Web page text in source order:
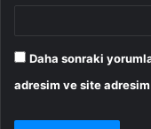
Daha sonraki
adresim ve site